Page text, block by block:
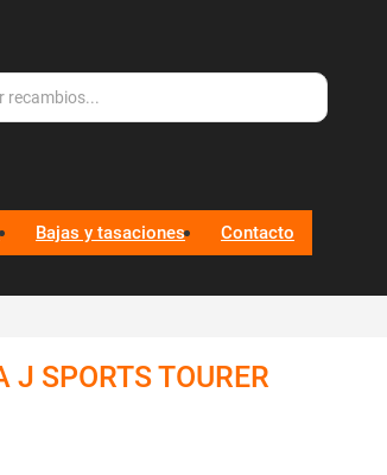
Bajas y tasaciones Contacto
SPORTS TOURER